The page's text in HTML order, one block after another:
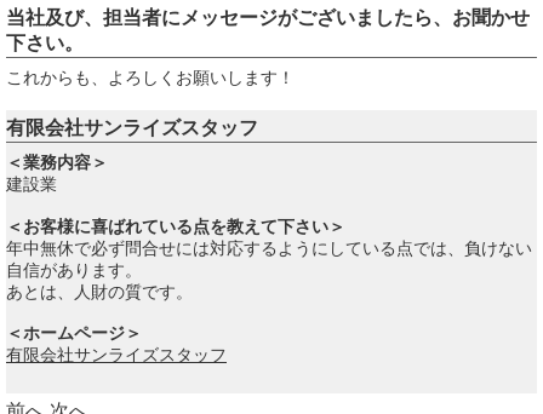
当社及び、担当者にメッセージがございましたら、お聞かせ
下さい。
これからも、よろしくお願いします！
有限会社サンライズスタッフ
＜業務内容＞
建設業
＜お客様に喜ばれている点を教えて下さい＞
年中無休で必ず問合せには対応するようにしている点では、負けない
自信があります。
あとは、人財の質です。
＜ホームページ＞
有限会社サンライズスタッフ